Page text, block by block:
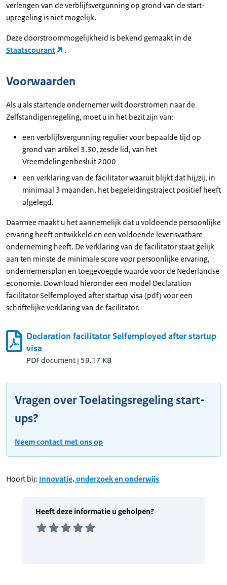
verlengen van de verblijfsvergunning op grond van de start-
upregeling is niet mogelijk.
Deze doorstroommogelijkheid is bekend gemaakt in de
Staatscourant
.
Voorwaarden
Als u als startende ondernemer wilt doorstromen naar de
Zelfstandigenregeling, moet u in het bezit zijn van:
een verblijfsvergunning regulier voor bepaalde tijd op
grond van artikel 3.30, zesde lid, van het
Vreemdelingenbesluit 2000
een verklaring van de facilitator waaruit blijkt dat hij/zij, in
minimaal 3 maanden, het begeleidingstraject positief heeft
afgelegd.
Daarmee maakt u het aannemelijk dat u voldoende persoonlijke
ervaring heeft ontwikkeld en een voldoende levensvatbare
onderneming heeft. De verklaring van de facilitator staat gelijk
aan ten minste de minimale score voor persoonlijke ervaring,
ondernemersplan en toegevoegde waarde voor de Nederlandse
economie. Download hieronder een model Declaration
facilitator Selfemployed after startup visa (pdf) voor een
schriftelijke verklaring van de facilitator.
Declaration facilitator Selfemployed after startup
visa
PDF document | 59.17 KB
Vragen over Toelatingsregeling start-
ups?
Neem contact met ons op
Hoort bij: Innovatie, onderzoek en onderwijs